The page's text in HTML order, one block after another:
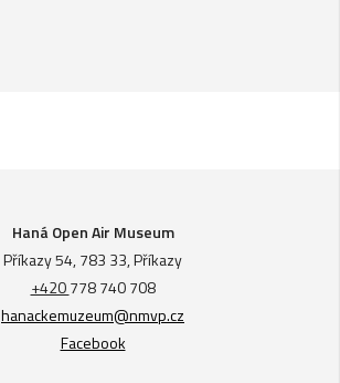
Haná Open Air Museum
Příkazy 54, 783 33, Příkazy
+420778 740 708
hanackemuzeum@nmvp.cz
Facebook